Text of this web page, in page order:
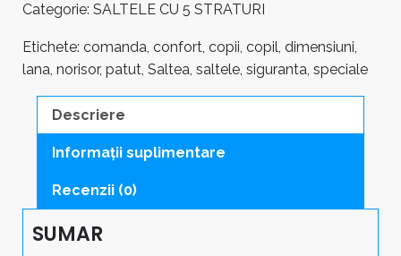
Deluxe
x
60
Categorie: SALTELE CU 5 STRATURI
Etichete: comanda, confort, copii, copil, dimensiuni,
lana, norisor, patut, Saltea, saltele, siguranta, speciale
Descriere
Informații suplimentare
Recenzii (0)
SUMAR